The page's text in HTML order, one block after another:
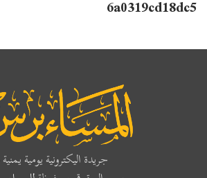
6a0319cd18dc5
جريدة اليكترونية يومية